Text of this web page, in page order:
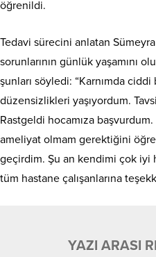
öğrenildi.
Tedavi sürecini anlatan Sümeyra
sorunlarının günlük yaşamını
şunları söyledi: “Karnımda
düzensizlikleri yaşıyordum.
Rastgeldi hocamıza
ameliyat olmam gerektiğini
geçirdim. Şu an kendimi çok iyi
tüm hastane çalışanlarına
YAZI ARASI